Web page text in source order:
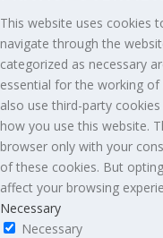
This website uses cookies
navigate through the
categorized as necessary
essential for the working
also use third-party
how you use this website.
browser only with your
of these cookies. But
affect your browsing
Necessary
Necessary